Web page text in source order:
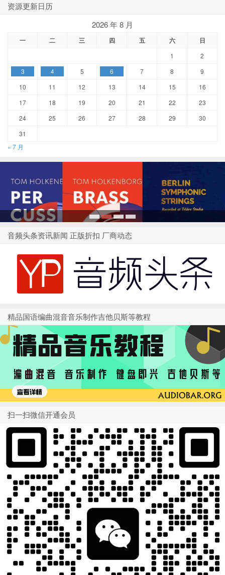
资源更新日历
2026 年 8 月
一 二 三 四 五 六 日
1
2
3
4 5 6 7 8
9
10
11 12 13 14 15
16
17
18 19 20 21 22
23
24
25 26 27 28 29
30
31
« 7 月
音频头条资讯新闻 正版折扣 厂商动态
精品国语编曲混音音乐制作吉他贝斯等教程
扫一扫微信开通会员